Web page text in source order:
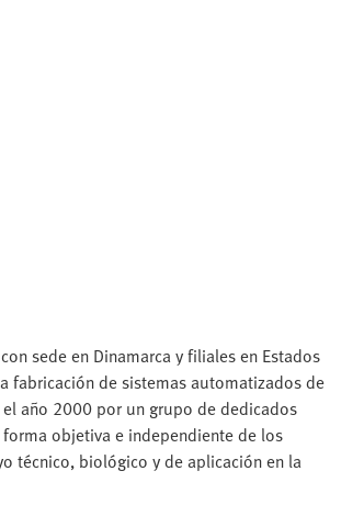
sede en Dinamarca y filiales en Estados
fabricación de sistemas automatizados de
año 2000 por un grupo de dedicados
objetiva e independiente de los
técnico, biológico y de aplicación en la